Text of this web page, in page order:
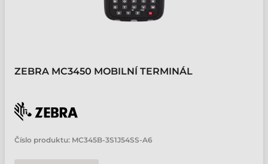
ZEBRA MC3450 MOBILNÍ TERMINÁL
Číslo produktu: MC345B-3S1J54SS-A6